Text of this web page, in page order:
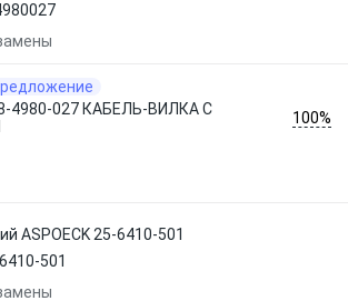
4980-027 КАБЕЛЬ-ВИЛКА С
100%
ASPOECK 25-6410-501
501